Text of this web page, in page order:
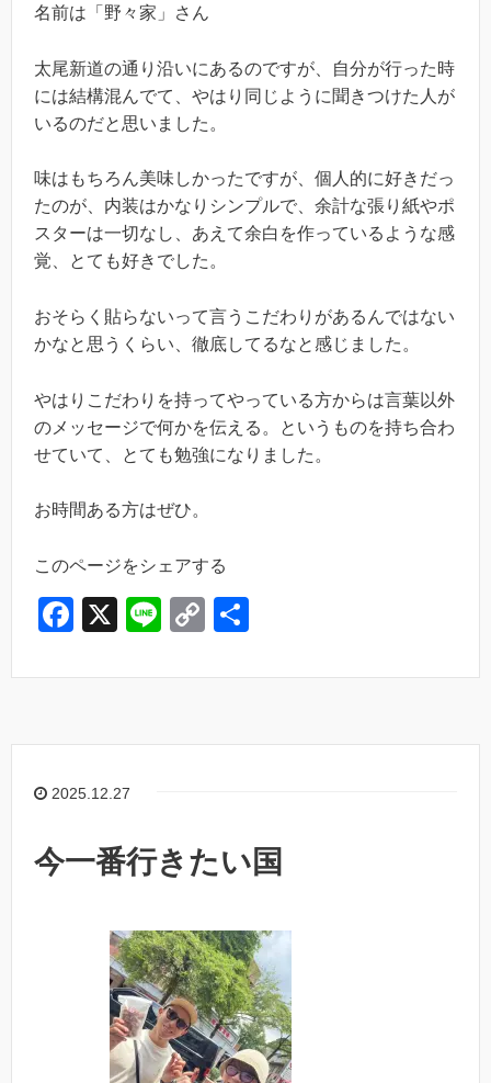
名前は「野々家」さん
太尾新道の通り沿いにあるのですが、自分が行った時
には結構混んでて、やはり同じように聞きつけた人が
いるのだと思いました。
味はもちろん美味しかったですが、個人的に好きだっ
たのが、内装はかなりシンプルで、余計な張り紙やポ
スターは一切なし、あえて余白を作っているような感
覚、とても好きでした。
おそらく貼らないって言うこだわりがあるんではない
かなと思うくらい、徹底してるなと感じました。
やはりこだわりを持ってやっている方からは言葉以外
のメッセージで何かを伝える。というものを持ち合わ
せていて、とても勉強になりました。
お時間ある方はぜひ。
このページをシェアする
F
c
b
o
k
X
Li
e
C
p
Li
2025.12.27
今一番行きたい国